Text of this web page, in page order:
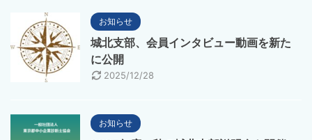
お知らせ
城北支部、会員インタビュー動画を新た
に公開
2025/12/28
お知らせ